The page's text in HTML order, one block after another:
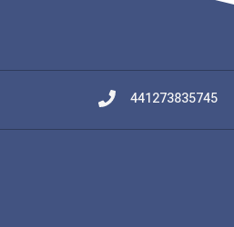
441273835745